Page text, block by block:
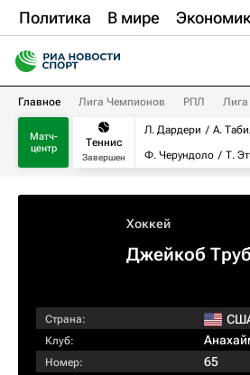
Политика В мире
Главное Лига Чемпионов РПЛ
Матч-
центр
Теннис
Завершен
Л. Дардери
А.
Ф. Черундоло
Т.
Хоккей
Джейкоб
Страна:
Клуб:
Номер: 65